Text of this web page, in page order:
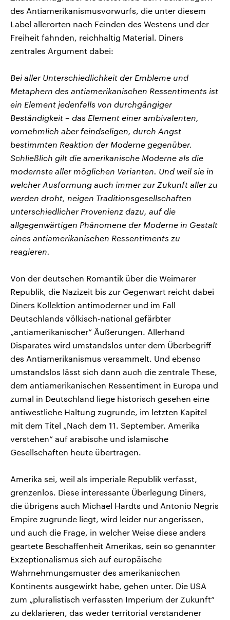
des Antiamerikanismusvorwurfs, die unter diesem
Label allerorten nach Feinden des Westens und der
Freiheit fahnden, reichhaltig Material. Diners
zentrales Argument dabei:
Bei aller Unterschiedlichkeit der Embleme und
Metaphern des antiamerikanischen Ressentiments ist
ein Element jedenfalls von durchgängiger
Beständigkeit – das Element einer ambivalenten,
vornehmlich aber feindseligen, durch Angst
bestimmten Reaktion der Moderne gegenüber.
Schließlich gilt die amerikanische Moderne als die
modernste aller möglichen Varianten. Und weil sie in
welcher Ausformung auch immer zur Zukunft aller zu
werden droht, neigen Traditionsgesellschaften
unterschiedlicher Provenienz dazu, auf die
allgegenwärtigen Phänomene der Moderne in Gestalt
eines antiamerikanischen Ressentiments zu
reagieren.
Von der deutschen Romantik über die Weimarer
Republik, die Nazizeit bis zur Gegenwart reicht dabei
Diners Kollektion antimoderner und im Fall
Deutschlands völkisch-national gefärbter
„antiamerikanischer“ Äußerungen. Allerhand
Disparates wird umstandslos unter dem Überbegriff
des Antiamerikanismus versammelt. Und ebenso
umstandslos lässt sich dann auch die zentrale These,
dem antiamerikanischen Ressentiment in Europa und
zumal in Deutschland liege historisch gesehen eine
antiwestliche Haltung zugrunde, im letzten Kapitel
mit dem Titel „Nach dem 11. September. Amerika
verstehen“ auf arabische und islamische
Gesellschaften heute übertragen.
Amerika sei, weil als imperiale Republik verfasst,
grenzenlos. Diese interessante Überlegung Diners,
die übrigens auch Michael Hardts und Antonio Negris
Empire zugrunde liegt, wird leider nur angerissen,
und auch die Frage, in welcher Weise diese anders
geartete Beschaffenheit Amerikas, sein so genannter
Exzeptionalismus sich auf europäische
Wahrnehmungsmuster des amerikanischen
Kontinents ausgewirkt habe, gehen unter. Die USA
zum „pluralistisch verfassten Imperium der Zukunft“
zu deklarieren, das weder territorial verstandener